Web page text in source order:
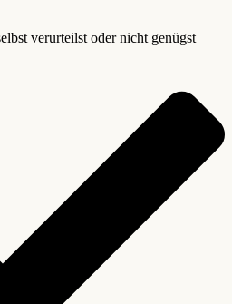
verurteilst oder nicht genügst